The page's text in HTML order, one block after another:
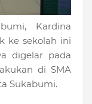
Kardina
ke sekolah ini
digelar pada
di SMA
Sukabumi.